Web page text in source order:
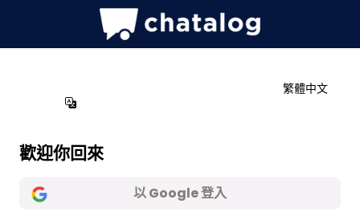
繁體中文
歡迎你回來
以 Google 登入